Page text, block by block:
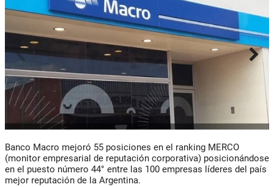
Banco Macro mejoró 55 posiciones en el ranking MERCO
(monitor empresarial de reputación corporativa) posicionándose
en el puesto número 44° entre las 100 empresas líderes del país
mejor reputación de la Argentina.